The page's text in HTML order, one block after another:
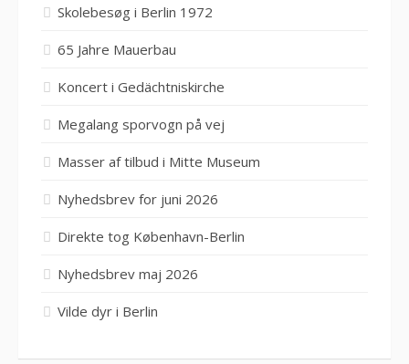
Skolebesøg i Berlin 1972
65 Jahre Mauerbau
Koncert i Gedächtniskirche
Megalang sporvogn på vej
Masser af tilbud i Mitte Museum
Nyhedsbrev for juni 2026
Direkte tog København-Berlin
Nyhedsbrev maj 2026
Vilde dyr i Berlin